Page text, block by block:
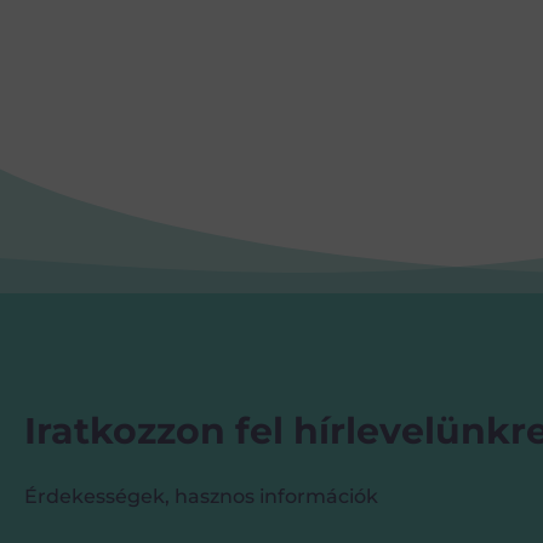
Iratkozzon fel
Érdekességek, hasznos információk